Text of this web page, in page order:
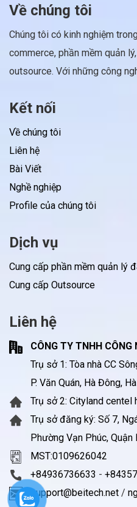
Về chúng tôi
Chúng tôi có kinh nghiệm
commerce, phần mềm quản
outsource. Với những công
Kết nối
Về chúng tôi
Liên hệ
Bài Viết
Nghề nghiệp
Profile của chúng tôi
Dịch vụ
Cung cấp phần mềm quản lý
Cung cấp Outsource
Liên hệ
CÔNG TY TNHH CÔNG
Trụ sở 1: Tòa nhà CC
P. Văn Quán, Hà Đông,
Trụ sở 2: Cityland centel
Trụ sở đăng ký: Số 7,
Phường Vạn Phúc,
MST:0109626042
+84936736633 -
support@beitech.net /